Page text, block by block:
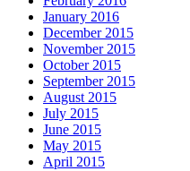
January 2016
December 2015
November 2015
October 2015
September 2015
August 2015
July 2015
June 2015
May 2015
April 2015